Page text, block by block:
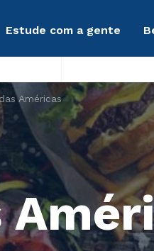
Estude com a gente
Américas